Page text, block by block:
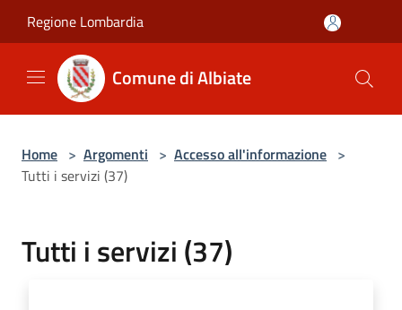
Regione Lombardia
Comune di Albiate
Home > Argomenti > Accesso all'informazione >
Tutti i servizi (37)
Tutti i servizi (37)